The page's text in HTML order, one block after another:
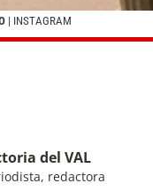
| INSTAGRAM
del VAL
redactora